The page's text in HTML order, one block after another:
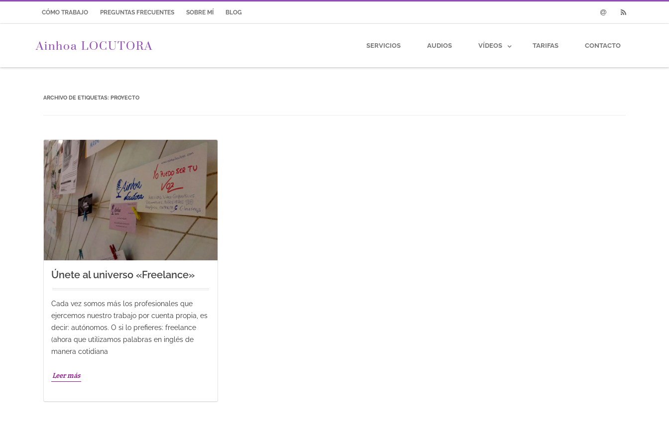
CÓMO TRABAJO PREGUNTAS FRECUENTES SOBRE MÍ BLOG
Ainhoa LOCUTORA SERVICIOS AUDIOS VÍDEOS TARIFAS CONTACTO
ARCHIVO DE ETIQUETAS: PROYECTO
Únete al universo «Freelance»
Cada vez somos más los profesionales que
ejercemos nuestro trabajo por cuenta propia, es
decir: autónomos. O si lo prefieres: freelance
(ahora que utilizamos palabras en inglés de
manera cotidiana
Leer más